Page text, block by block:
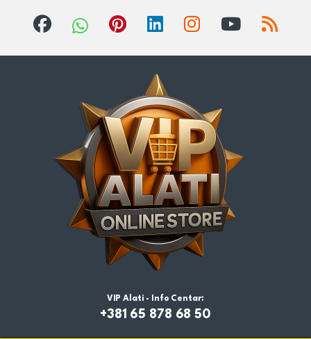
VIP Alati - Info Centar:
+381 65 878 68 50